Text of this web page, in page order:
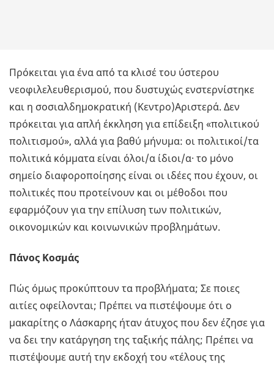
Πρόκειται για ένα από τα κλισέ του ύστερου
νεοφιλελευθερισμού, που δυστυχώς ενστερνίστηκε
και η σοσιαλδημοκρατική (Κεντρο)Αριστερά. Δεν
πρόκειται για απλή έκκληση για επίδειξη «πολιτικού
πολιτισμού», αλλά για βαθύ μήνυμα: οι πολιτικοί/τα
πολιτικά κόμματα είναι όλοι/α ίδιοι/α· το μόνο
σημείο διαφοροποίησης είναι οι ιδέες που έχουν, οι
πολιτικές που προτείνουν και οι μέθοδοι που
εφαρμόζουν για την επίλυση των πολιτικών,
οικονομικών και κοινωνικών προβλημάτων.
Πάνος Κοσμάς
Πώς όμως προκύπτουν τα προβλήματα; Σε ποιες
αιτίες οφείλονται; Πρέπει να πιστέψουμε ότι ο
μακαρίτης ο Λάσκαρης ήταν άτυχος που δεν έζησε για
να δει την κατάργηση της ταξικής πάλης; Πρέπει να
πιστέψουμε αυτή την εκδοχή του «τέλους της